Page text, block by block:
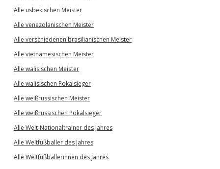
Alle usbekischen Meister
Alle venezolanischen Meister
Alle verschiedenen brasilianischen Meister
Alle vietnamesischen Meister
Alle walisischen Meister
Alle walisischen Pokalsieger
Alle weißrussischen Meister
Alle weißrussischen Pokalsieger
Alle Welt-Nationaltrainer des Jahres
Alle Weltfußballer des Jahres
Alle Weltfußballerinnen des Jahres